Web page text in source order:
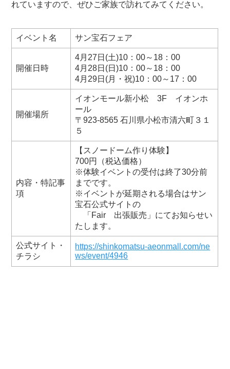
れていますので、ぜひご家族で訪れてみてください。
イベント名 サン宝石フェア
開催日時
4月27日(土)10：00～18：00
4月28日(日)10：00～18：00
4月29日(月・祝)10：00～17：00
開催場所
イオンモール新小松 3F イオンホ
ール
〒923-8565 石川県小松市清六町３１
５
内容・特記事
項
【スノードーム作り体験】
700円（税込価格）
※体験イベントの受付は終了30分前
までです。
※イベントが延期される場合はサン
宝石公式サイトの
「Fair 出張販売」にてお知らせい
たします。
公式サイト・
チラシ
https://shinkomatsu-aeonmall.com/ne
ws/event/4946